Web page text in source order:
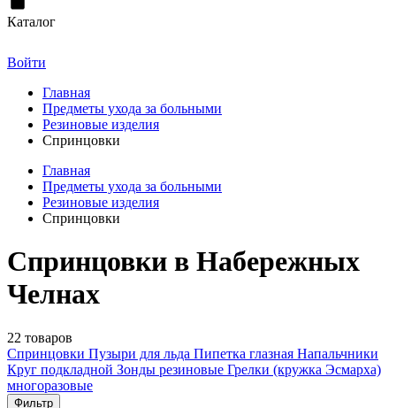
Каталог
Войти
Главная
Предметы ухода за больными
Резиновые изделия
Спринцовки
Главная
Предметы ухода за больными
Резиновые изделия
Спринцовки
Спринцовки в Набережных
Челнах
22 товаров
Спринцовки Пузыри для льда Пипетка глазная Напальчники
Круг подкладной Зонды резиновые Грелки (кружка Эсмарха)
многоразовые
Фильтр